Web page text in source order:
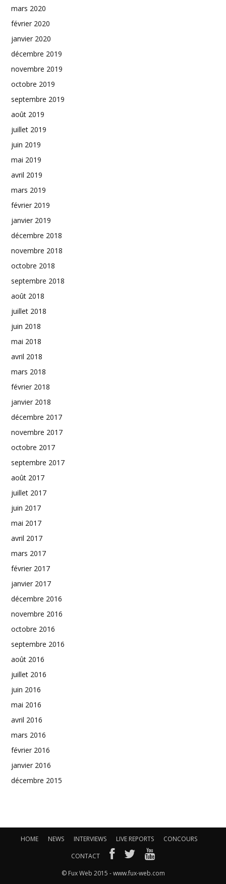
mars 2020
février 2020
janvier 2020
décembre 2019
novembre 2019
octobre 2019
septembre 2019
août 2019
juillet 2019
juin 2019
mai 2019
avril 2019
mars 2019
février 2019
janvier 2019
décembre 2018
novembre 2018
octobre 2018
septembre 2018
août 2018
juillet 2018
juin 2018
mai 2018
avril 2018
mars 2018
février 2018
janvier 2018
décembre 2017
novembre 2017
octobre 2017
septembre 2017
août 2017
juillet 2017
juin 2017
mai 2017
avril 2017
mars 2017
février 2017
janvier 2017
décembre 2016
novembre 2016
octobre 2016
septembre 2016
août 2016
juillet 2016
juin 2016
mai 2016
avril 2016
mars 2016
février 2016
janvier 2016
décembre 2015
HOME NEWS INTERVIEWS LIVE REPORTS
CONCOURS
CONTACT
© Fux Web 2015 - www.fux-web.com